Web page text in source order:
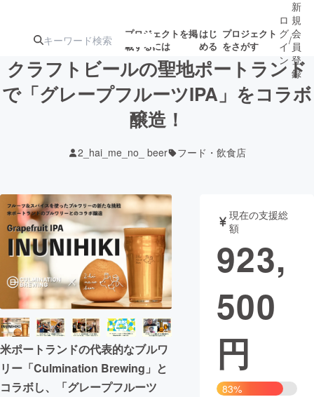
プロジェクトを掲
載するには
はじ
める
プロジェクト
をさがす
注目の新着プロ 募集終了が近いプ
テクノロジー・ガジェット
映像・映画 書籍・雑誌
ビジネス・起業 チャレンジ
まちづくり・地域活性化
CAMPFIRE for Social Good
CAMPFIRE Creation
ロ
グ
イ
ン
/
新
規
会
員
登
録
クラフトビールの聖地ポートランド
で「グレープフルーツIPA」をコラボ
醸造！
2_hai_me_no_ beer フード・飲食店
米ポートランドの代表的なブルワ
リー「Culmination Brewing」と
コラボし、「グレープフルーツ
現在の支援総
額
923,
500
円
83%